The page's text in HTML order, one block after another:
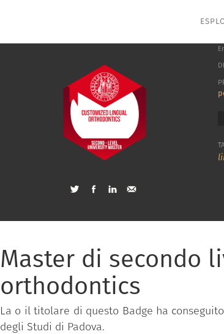
Master di secondo
orthodontics
La o il titolare di questo Badge ha
degli Studi di Padova.